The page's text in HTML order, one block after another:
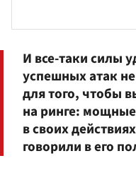
И все-таки силы
успешных атак
для того, чтобы
на ринге:
в своих
говорили в его